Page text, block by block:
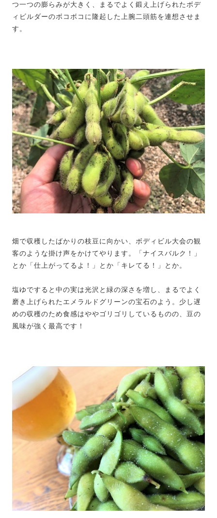
つ一つの膨らみが大きく、まるでよく鍛え上げられたボデ
ィビルダーのボコボコに隆起した上腕二頭筋を連想させま
す。
畑で収穫したばかりの枝豆に向かい、ボディビル大会の観
客のような掛け声をかけてやります。「ナイスバルク！」
とか「仕上がってるよ！」とか「キレてる！」とか。
塩ゆですると中の実は光沢と緑の深さを増し、まるでよく
磨き上げられたエメラルドグリーンの宝石のよう。少し遅
めの収穫のため食感はややゴリゴリしているものの、豆の
風味が強く最高です！